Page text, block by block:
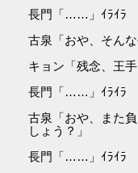
長門「……」ｲﾗｲﾗ
古泉「おや、そん
キョン「残念、王
長門「……」ｲﾗｲﾗ
古泉「おや、また
しょう？」
長門「……」ｲﾗｲﾗ